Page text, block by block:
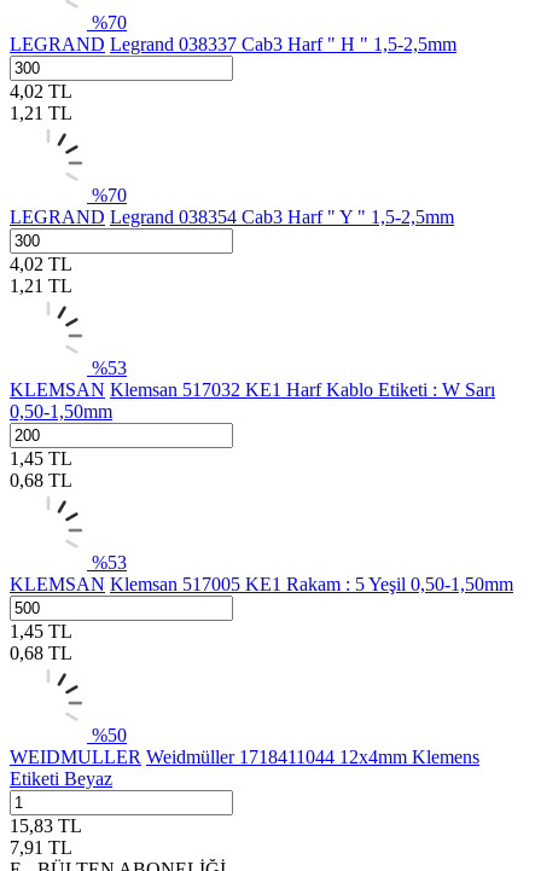
%70
LEGRAND Legrand 038337 Cab3 Harf " H " 1,5-2,5mm
4,02 TL
1,21 TL
%70
LEGRAND Legrand 038354 Cab3 Harf " Y " 1,5-2,5mm
4,02 TL
1,21 TL
%53
KLEMSAN Klemsan 517032 KE1 Harf Kablo Etiketi : W Sarı
0,50-1,50mm
1,45 TL
0,68 TL
%53
KLEMSAN Klemsan 517005 KE1 Rakam : 5 Yeşil 0,50-1,50mm
1,45 TL
0,68 TL
%50
WEIDMULLER Weidmüller 1718411044 12x4mm Klemens
Etiketi Beyaz
15,83 TL
7,91 TL